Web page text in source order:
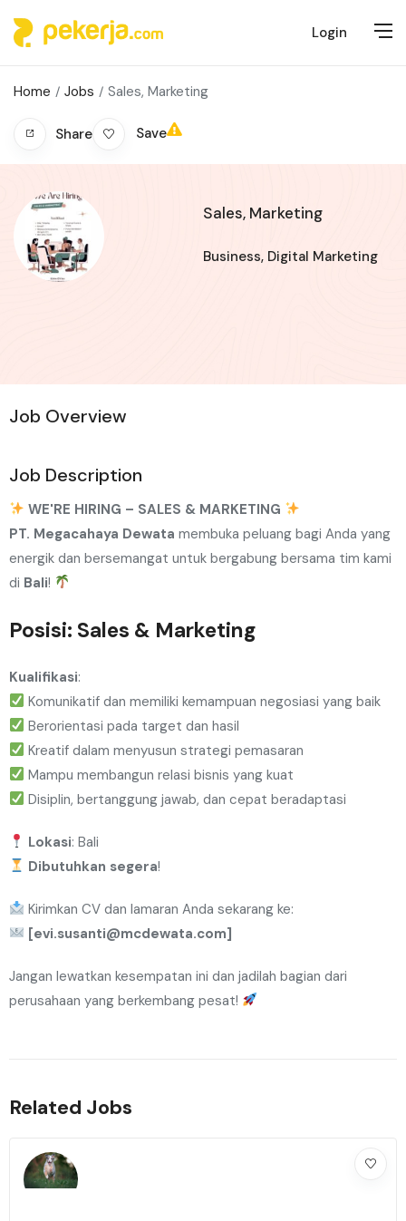
Login
Home Jobs Sales, Marketing
Share Save
Sales, Marketing
Business, Digital Marketing
Job Overview
Job Description
WE'RE HIRING – SALES & MARKETING
PT. Megacahaya Dewata membuka peluang bagi Anda yang
energik dan bersemangat untuk bergabung bersama tim kami
di Bali!
Posisi: Sales & Marketing
Kualifikasi:
Komunikatif dan memiliki kemampuan negosiasi yang baik
Berorientasi pada target dan hasil
Kreatif dalam menyusun strategi pemasaran
Mampu membangun relasi bisnis yang kuat
Disiplin, bertanggung jawab, dan cepat beradaptasi
Lokasi: Bali
Dibutuhkan segera!
Kirimkan CV dan lamaran Anda sekarang ke:
[evi.susanti@mcdewata.com]
Jangan lewatkan kesempatan ini dan jadilah bagian dari
perusahaan yang berkembang pesat!
Related Jobs